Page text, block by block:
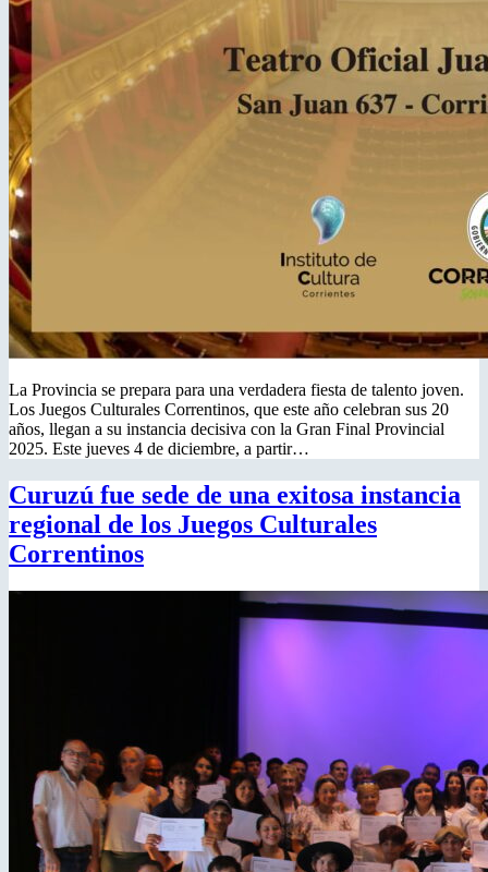
La Provincia se prepara para una verdadera fiesta de talento joven.
Los Juegos Culturales Correntinos, que este año celebran sus 20
años, llegan a su instancia decisiva con la Gran Final Provincial
2025. Este jueves 4 de diciembre, a partir…
Curuzú fue sede de una exitosa instancia
regional de los Juegos Culturales
Correntinos